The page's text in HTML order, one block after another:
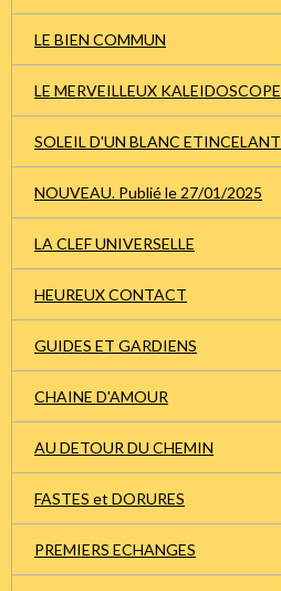
LE BIEN COMMUN
LE MERVEILLEUX KALEIDOSCOPE
SOLEIL D'UN BLANC ETINCELANT
NOUVEAU. Publié le 27/01/2025
LA CLEF UNIVERSELLE
HEUREUX CONTACT
GUIDES ET GARDIENS
CHAINE D'AMOUR
AU DETOUR DU CHEMIN
FASTES et DORURES
PREMIERS ECHANGES